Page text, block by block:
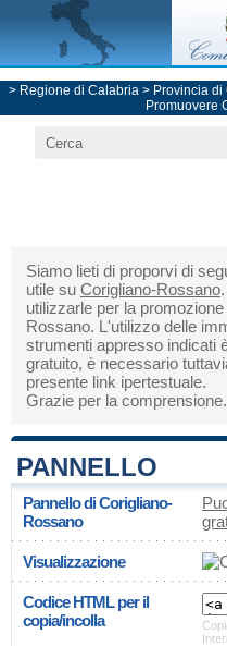
> Regione di Calabria > Provincia di
Promuovere
Siamo lieti di proporvi di
utile su Corigliano-Rossano
utilizzarle per la
Rossano. L'utilizzo delle
strumenti appresso indicati
gratuito, è necessario
presente link ipertestuale.
Grazie per la
PANNELLO
Pannello di Corigliano-
Rossano
Visualizzazione
Codice HTML per il
copia/incolla